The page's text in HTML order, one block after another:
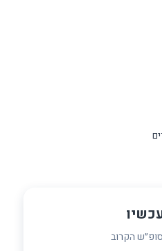
הקרוב